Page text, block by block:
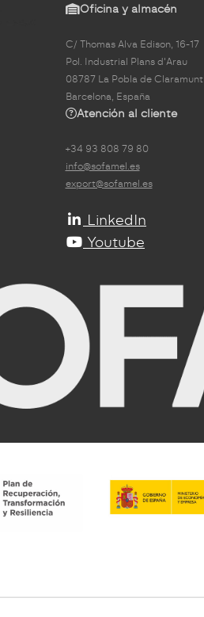
Oficina y almacén
C/ Thomas Alva Edison, 16-17
Pol. Industrial Plans d'Arau
08787 La Pobla de Claramunt
Barcelona, España
Atención al cliente
+34 93 808 79 80
info@sofamel.es
export@sofamel.es
LinkedIn
Youtube